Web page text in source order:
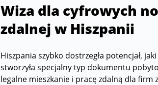
Wiza dla cyfrowych
zdalnej w Hiszpanii
Hiszpania szybko dostrzegła potencjał,
stworzyła specjalny typ dokumentu
legalne mieszkanie i pracę zdalną dla firm